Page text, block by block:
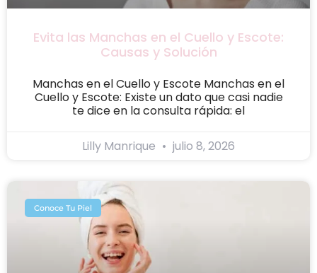
Evita las Manchas en el Cuello y Escote:
Causas y Solución
Manchas en el Cuello y Escote Manchas en el
Cuello y Escote: Existe un dato que casi nadie
te dice en la consulta rápida: el
Lilly Manrique julio 8, 2026
Conoce Tu Piel